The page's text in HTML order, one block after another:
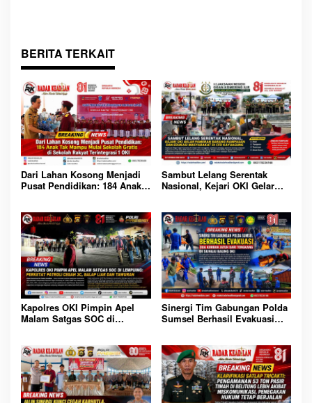
BERITA TERKAIT
Dari Lahan Kosong Menjadi
Pusat Pendidikan: 184 Anak
Terintegrasi 1 OKI
Sambut Lelang Serentak
Nasional, Kejari OKI Gelar
CFD Kayuagung
Kapolres OKI Pimpin Apel
Malam Satgas SOC di
Tawuran
Sinergi Tim Gabungan Polda
Sumsel Berhasil Evakuasi
OKI